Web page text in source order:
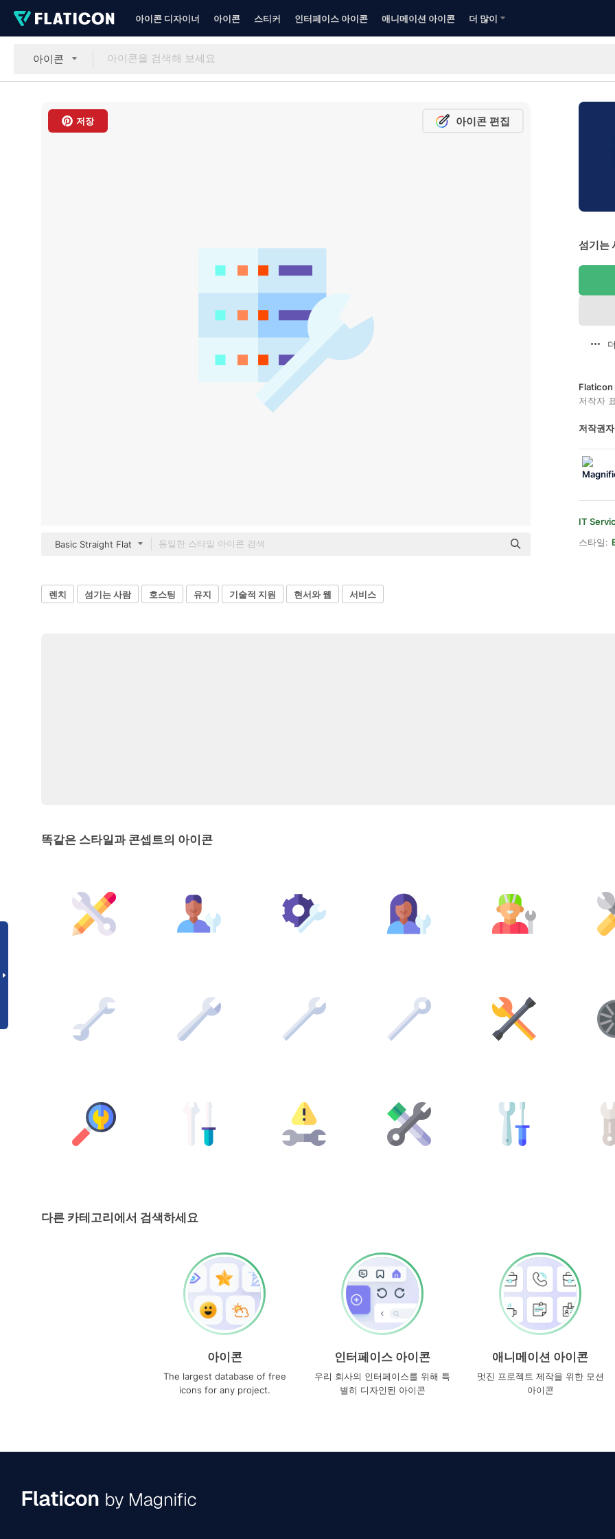
아이콘 디자이너 아이콘 스티커 인터페이스 아이콘 애니메이션 아이콘 더 많이
아이콘
저장 아이콘 편집
Basic Straight Flat
섬기는
Flaticon
저작자
저작권
IT
스타일:
렌치 섬기는 사람 호스팅 유지 기술적 지원 현서와 웹 서비스
똑같은 스타일과 콘셉트의 아이콘
다른 카테고리에서 검색하세요
아이콘
The largest database of free
icons for any project.
인터페이스 아이콘
우리 회사의 인터페이스를 위해 특
별히 디자인된 아이콘
애니메이션 아이콘
멋진 프로젝트 제작을 위한 모션
아이콘